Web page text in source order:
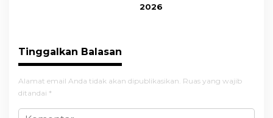
2026
Tinggalkan Balasan
Alamat email Anda tidak akan dipublikasikan. Ruas yang wajib
ditandai *